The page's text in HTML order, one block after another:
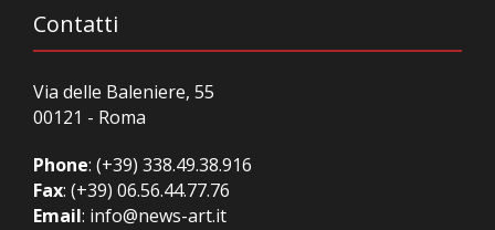
Contatti
Via delle Baleniere, 55
00121 - Roma
Phone: (+39) 338.49.38.916
Fax: (+39) 06.56.44.77.76
Email: info@news-art.it